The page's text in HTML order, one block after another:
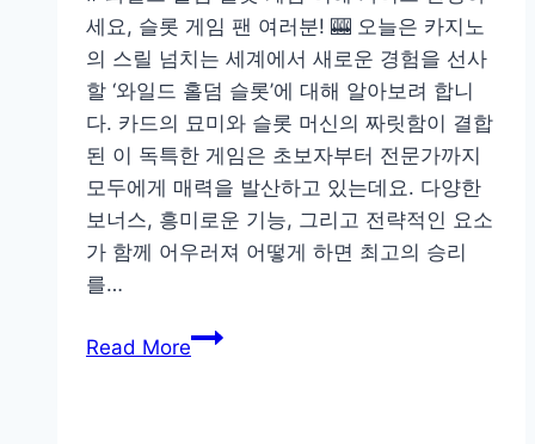
대
한
심
층
인
터
뷰
세요, 슬롯 게임 팬 여러분! 🎰 오늘은 카지노
의 스릴 넘치는 세계에서 새로운 경험을 선사
할 ‘와일드 홀덤 슬롯’에 대해 알아보려 합니
다. 카드의 묘미와 슬롯 머신의 짜릿함이 결합
된 이 독특한 게임은 초보자부터 전문가까지
모두에게 매력을 발산하고 있는데요. 다양한
보너스, 흥미로운 기능, 그리고 전략적인 요소
가 함께 어우러져 어떻게 하면 최고의 승리
를…
Read More와